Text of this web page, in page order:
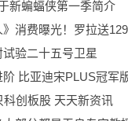
新蝙蝠侠第一季简介
验二十五号卫星
创板股 天天新资讯